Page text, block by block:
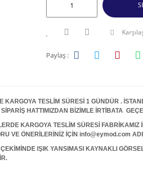
Paylaş :
KARGOYA TESLİM SÜRESİ 1 GÜNDÜR .
HATTIMIZDAN BİZİMLE İRTİBATA
KARGOYA TESLİM SÜRESİ FABRİKAMIZ
VE ÖNERİLERİNİZ İÇİN info@eymod.com
IŞIK YANSIMASI KAYNAKLI